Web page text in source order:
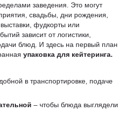
заведения. Это могут
свадьбы, дни рождения,
фудкорты или
зависит от логистики,
блюд. И здесь на первый план
упаковка для кейтеринга.
в транспортировке, подаче
– чтобы блюда выглядели